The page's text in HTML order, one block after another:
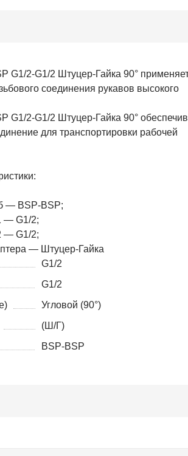
G1/2-G1/2 Штуцер-Гайка 90°
соединения рукавов высокого
G1/2-G1/2 Штуцер-Гайка 90°
для транспортировки рабочей
— BSP-BSP;
— G1/2;
— G1/2;
— Штуцер-Гайка
G1/2
G1/2
Угловой (90°)
(Ш/Г)
BSP-BSP